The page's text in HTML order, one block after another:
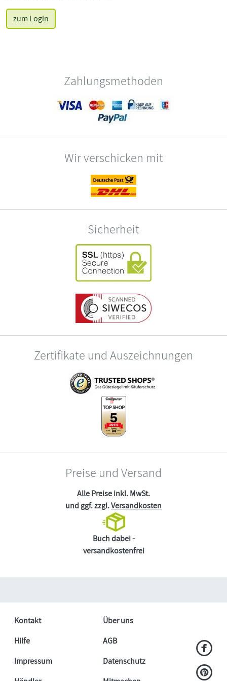
zum Login
Zahlungsmethoden
Wir verschicken mit
Sicherheit
Zertifikate und Auszeichnungen
Preise und Versand
Alle Preise inkl. MwSt.
und ggf. zzgl.Versandkosten
Buch dabei -
versandkostenfrei
Kontakt
Über uns
Hilfe
AGB
Impressum
Datenschutz